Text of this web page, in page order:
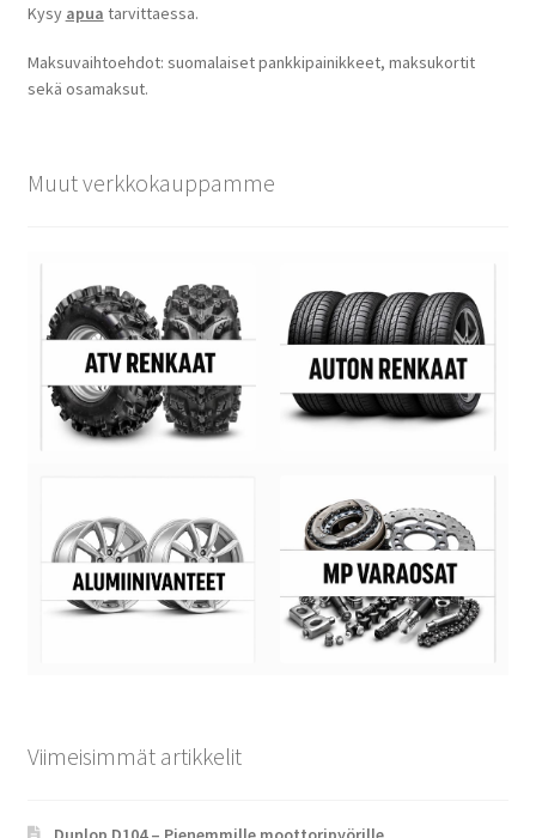
Kysy apua tarvittaessa.
Maksuvaihtoehdot: suomalaiset pankkipainikkeet, maksukortit
sekä osamaksut.
Muut verkkokauppamme
Viimeisimmät artikkelit